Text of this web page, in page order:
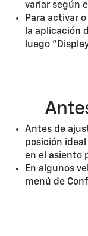
variar según
Para activar
la aplicación
luego
Antes de
posición
en el asiento
En algunos
menú de